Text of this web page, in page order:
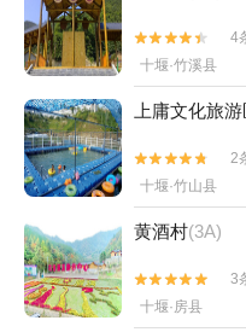


4
十堰·竹溪县
上庸文化旅游


2
十堰·竹山县
黄酒村(3A)


3
十堰·房县